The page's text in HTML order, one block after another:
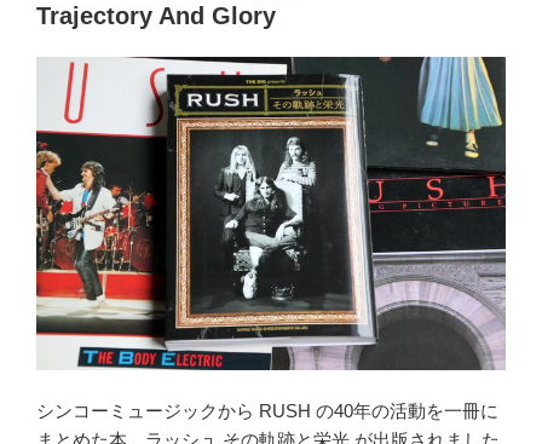
Trajectory And Glory
シンコーミュージックから RUSH の40年の活動を一冊に
まとめた本、ラッシュ その軌跡と栄光 が出版されました.